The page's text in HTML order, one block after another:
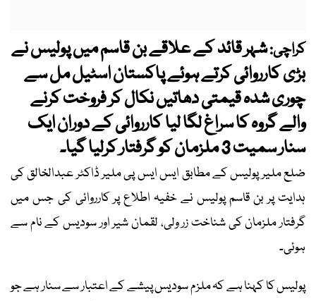
کراچی:شہر قائد کے علاقے بن قاسم میں پولیس نے
بڑی کارروائی کرتے ہوئے پاکستان اسٹیل مل سے
چوری شدہ قیمتی دھاتیں نکال کر فروخت کرنے
والے گروہ کا سراغ لگا لیا کارروائی کے دوران ایک
سنار سمیت 3 ملزمان کو گرفتار کرلیا گیا۔
ضلع ملیر پولیس کے مطابق ایس ایس پی ملیر ڈاکٹر عبدالخالق کی
ہدایت پر بن قاسم پولیس نے خفیہ اطلاع پر کارروائی کی جس میں
گرفتار ملزمان کی شناخت زر ولی، لقمان شیر اور سودیس کے نام سے
ہوئی۔
پولیس کا کہنا ہے کہ ملزم سودیس پیشے کے اعتبار سے سنار ہے جو